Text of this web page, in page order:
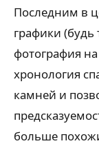
Последним в
графики
фотография на
хронология
камней и
больше